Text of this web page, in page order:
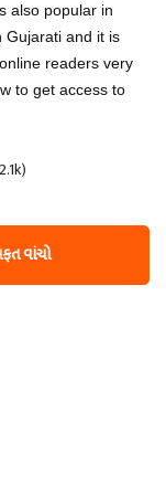
also popular in
Gujarati and it is
readers very
to get access to
વાંચો